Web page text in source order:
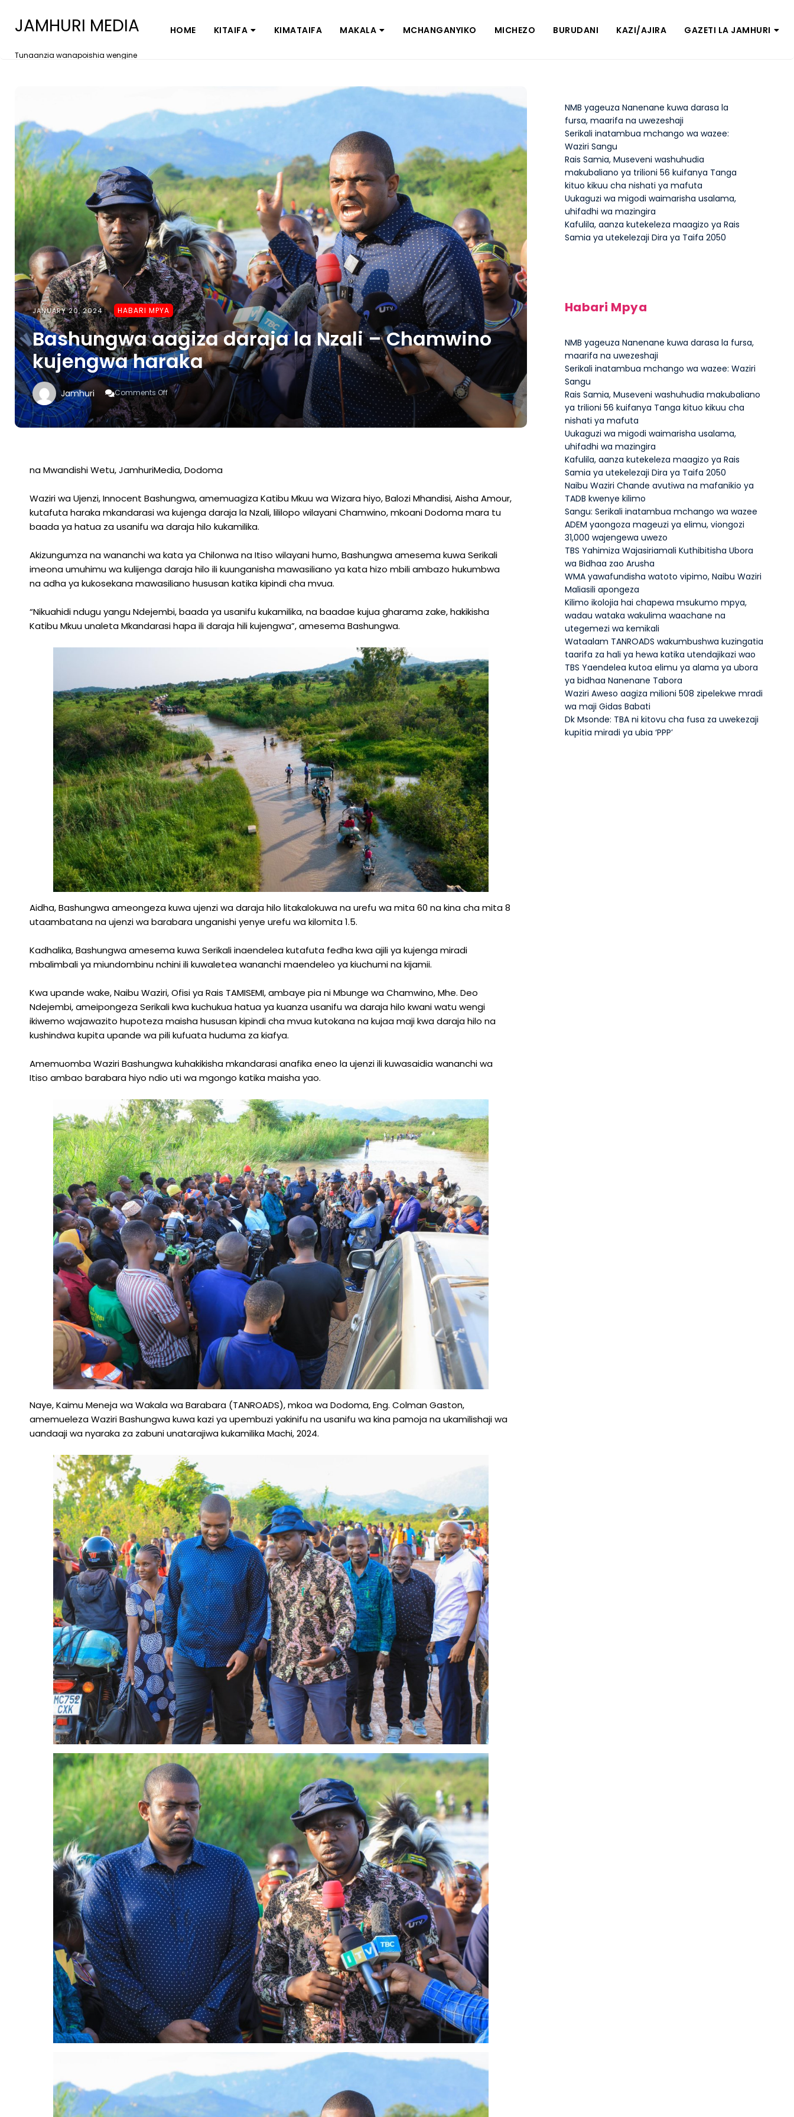
JAMHURI MEDIA
Tunaanzia wanapoishia wengine
HOME KITAIFA KIMATAIFA MAKALA MCHANGANYIKO MICHEZO BURUDANI KAZI/AJIRA GAZETI LA JAMHURI
JANUARY 20, 2024 HABARI MPYA
Bashungwa aagiza daraja la Nzali – Chamwino
kujengwa haraka
Jamhuri Comments Off
On
Bashungwa
Aagiza
Daraja
Chamwino
Kujengwa
na Mwandishi Wetu, JamhuriMedia, Dodoma
Waziri wa Ujenzi, Innocent Bashungwa, amemuagiza Katibu Mkuu wa Wizara hiyo, Balozi Mhandisi, Aisha Amour,
kutafuta haraka mkandarasi wa kujenga daraja la Nzali, lililopo wilayani Chamwino, mkoani Dodoma mara tu
baada ya hatua za usanifu wa daraja hilo kukamilika.
Akizungumza na wananchi wa kata ya Chilonwa na Itiso wilayani humo, Bashungwa amesema kuwa Serikali
imeona umuhimu wa kulijenga daraja hilo ili kuunganisha mawasiliano ya kata hizo mbili ambazo hukumbwa
na adha ya kukosekana mawasiliano hususan katika kipindi cha mvua.
“Nikuahidi ndugu yangu Ndejembi, baada ya usanifu kukamilika, na baadae kujua gharama zake, hakikisha
Katibu Mkuu unaleta Mkandarasi hapa ili daraja hili kujengwa”, amesema Bashungwa.
Aidha, Bashungwa ameongeza kuwa ujenzi wa daraja hilo litakalokuwa na urefu wa mita 60 na kina cha mita 8
utaambatana na ujenzi wa barabara unganishi yenye urefu wa kilomita 1.5.
Kadhalika, Bashungwa amesema kuwa Serikali inaendelea kutafuta fedha kwa ajili ya kujenga miradi
mbalimbali ya miundombinu nchini ili kuwaletea wananchi maendeleo ya kiuchumi na kijamii.
Kwa upande wake, Naibu Waziri, Ofisi ya Rais TAMISEMI, ambaye pia ni Mbunge wa Chamwino, Mhe. Deo
Ndejembi, ameipongeza Serikali kwa kuchukua hatua ya kuanza usanifu wa daraja hilo kwani watu wengi
ikiwemo wajawazito hupoteza maisha hususan kipindi cha mvua kutokana na kujaa maji kwa daraja hilo na
kushindwa kupita upande wa pili kufuata huduma za kiafya.
Amemuomba Waziri Bashungwa kuhakikisha mkandarasi anafika eneo la ujenzi ili kuwasaidia wananchi wa
Itiso ambao barabara hiyo ndio uti wa mgongo katika maisha yao.
Naye, Kaimu Meneja wa Wakala wa Barabara (TANROADS), mkoa wa Dodoma, Eng. Colman Gaston,
amemueleza Waziri Bashungwa kuwa kazi ya upembuzi yakinifu na usanifu wa kina pamoja na ukamilishaji wa
uandaaji wa nyaraka za zabuni unatarajiwa kukamilika Machi, 2024.
NMB yageuza Nanenane kuwa darasa la
fursa, maarifa na uwezeshaji
Serikali inatambua mchango wa wazee:
Waziri Sangu
Rais Samia, Museveni washuhudia
makubaliano ya trilioni 56 kuifanya Tanga
kituo kikuu cha nishati ya mafuta
Uukaguzi wa migodi waimarisha usalama,
uhifadhi wa mazingira
Kafulila, aanza kutekeleza maagizo ya Rais
Samia ya utekelezaji Dira ya Taifa 2050
Habari Mpya
NMB yageuza Nanenane kuwa darasa la fursa,
maarifa na uwezeshaji
Serikali inatambua mchango wa wazee: Waziri
Sangu
Rais Samia, Museveni washuhudia makubaliano
ya trilioni 56 kuifanya Tanga kituo kikuu cha
nishati ya mafuta
Uukaguzi wa migodi waimarisha usalama,
uhifadhi wa mazingira
Kafulila, aanza kutekeleza maagizo ya Rais
Samia ya utekelezaji Dira ya Taifa 2050
Naibu Waziri Chande avutiwa na mafanikio ya
TADB kwenye kilimo
Sangu: Serikali inatambua mchango wa wazee
ADEM yaongoza mageuzi ya elimu, viongozi
31,000 wajengewa uwezo
TBS Yahimiza Wajasiriamali Kuthibitisha Ubora
wa Bidhaa zao Arusha
WMA yawafundisha watoto vipimo, Naibu Waziri
Maliasili apongeza
Kilimo ikolojia hai chapewa msukumo mpya,
wadau wataka wakulima waachane na
utegemezi wa kemikali
Wataalam TANROADS wakumbushwa kuzingatia
taarifa za hali ya hewa katika utendajikazi wao
TBS Yaendelea kutoa elimu ya alama ya ubora
ya bidhaa Nanenane Tabora
Waziri Aweso aagiza milioni 508 zipelekwe mradi
wa maji Gidas Babati
Dk Msonde: TBA ni kitovu cha fusa za uwekezaji
kupitia miradi ya ubia ‘PPP’